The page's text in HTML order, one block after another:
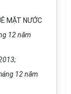
MẶT NƯỚC
12 năm
12 năm